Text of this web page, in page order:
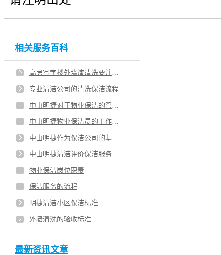
怎样才能提高外墙清洗的效果？中山明捷公司有妙招
有专业保洁公司帮忙，外墙清洗并不难
相关服务百科
高层写字楼外墙漆清洗要注意哪些问题
专业清洁公司的清洗保洁流程
中山明捷对于物业保洁的管理策略
中山明捷物业保洁员的工作职责
中山明捷作为保洁公司的基本原则
中山明捷清洁评价保洁服务的三个标准
物业保洁岗位职责
保洁服务的流程
明捷清洁小区保洁标准
外墙清洗的验收标准
最新资讯文章